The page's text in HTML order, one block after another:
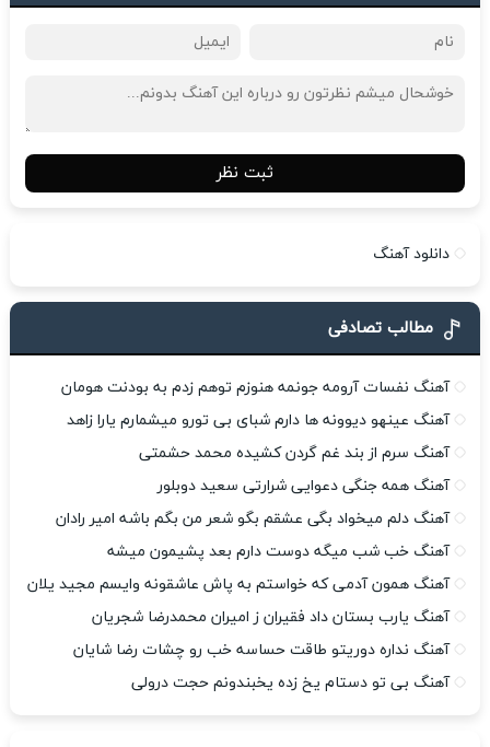
ثبت نظر
دانلود آهنگ
مطالب تصادفی
آهنگ نفسات آرومه جونمه هنوزم توهم زدم به بودنت هومان
آهنگ عینهو دیوونه ها دارم شبای بی تورو میشمارم یارا زاهد
آهنگ سرم از بند غم گردن کشیده محمد حشمتی
آهنگ همه جنگی دعوایی شرارتی سعید دوبلور
آهنگ دلم میخواد بگی عشقم بگو شعر من بگم باشه امیر رادان
آهنگ خب شب میگه دوست دارم بعد پشیمون میشه
آهنگ همون آدمی که خواستم به پاش عاشقونه وایسم مجید یلان
آهنگ یارب بستان داد فقیران ز امیران محمدرضا شجریان
آهنگ نداره دوریتو طاقت حساسه خب رو چشات رضا شایان
آهنگ بی تو دستام یخ زده یخبندونم حجت درولی